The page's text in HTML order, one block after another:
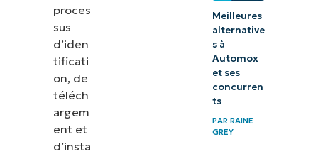
proces
sus
d’iden
tificati
on, de
téléch
argem
ent et
d’insta
Meilleures
alternative
s à
Automox
et ses
concurren
ts
PAR RAINE
GREY